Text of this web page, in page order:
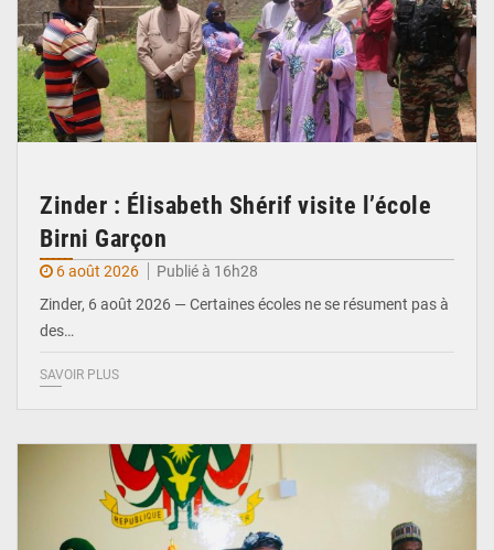
Zinder : Élisabeth Shérif visite l’école
Birni Garçon
6 août 2026
Publié à 16h28
Zinder, 6 août 2026 — Certaines écoles ne se résument pas à
des…
SAVOIR PLUS